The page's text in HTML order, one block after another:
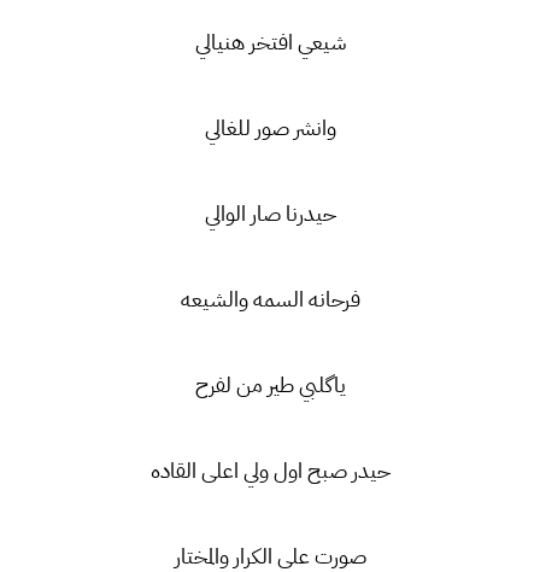
شيعي افتخر هنيالي
وانشر صور للغالي
حيدرنا صار الوالي
فرحانه السمه والشيعه
ياگلبي طير من لفرح
حيدر صبح اول ولي اعلى القاده
صورت علي الكرار والمختار